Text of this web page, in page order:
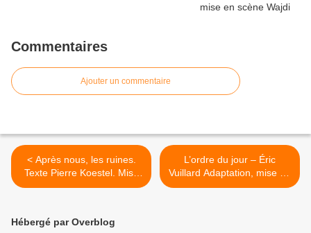
Commentaires
Ajouter un commentaire
< Après nous, les ruines.
Texte Pierre Koestel. Mise
en scène Lena Paugam
L’ordre du jour – Éric
Vuillard Adaptation, mise en
scène et lumière : Jean
Hébergé par Overblog